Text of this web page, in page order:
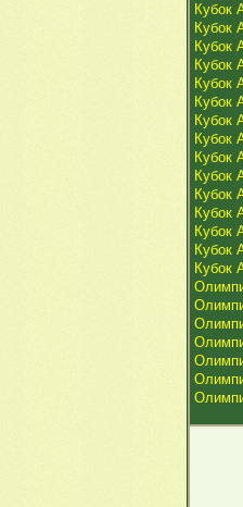
Кубок
Кубок
Кубок
Кубок
Кубок
Кубок
Кубок
Кубок
Кубок
Кубок
Кубок
Кубок
Кубок
Кубок
Кубок